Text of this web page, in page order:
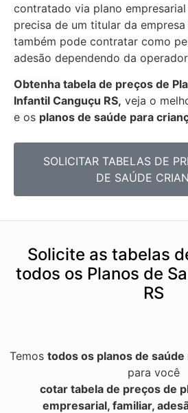
contratado via plano
precisa de um titular da
também pode contratar como
adesão dependendo da
Obtenha tabela de preços de
Infantil Canguçu RS, veja o
e os planos de saúde para
SOLICITAR TABELAS DE
DE SAÚDE
Solicite as tabelas
todos os Planos de
RS
Temos todos os planos de saúde
para você
cotar tabela de preços de
empresarial, familiar,